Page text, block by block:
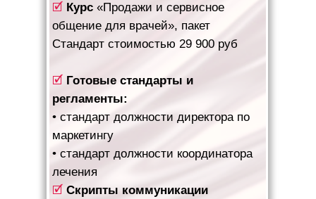
🗹 Курс «Продажи и сервисное
общение для врачей», пакет
Стандарт стоимостью 29 900 руб
🗹 Готовые стандарты и
регламенты:
• стандарт должности директора по
маркетингу
• стандарт должности координатора
лечения
🗹 Скрипты коммуникации